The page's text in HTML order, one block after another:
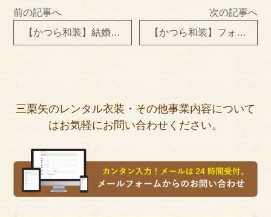
前の記事へ
【かつら和装】結婚式
次の記事へ
【かつら和装】フォトウエディング
三栗矢のレンタル衣装・その他事業内容について
はお気軽にお問い合わせください。